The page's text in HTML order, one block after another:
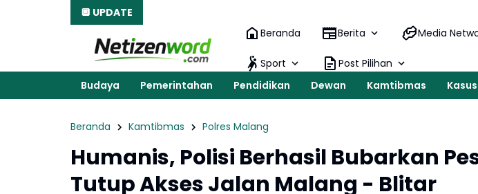
🔲 UPDATE
Beranda
Berita Media
Sport
Post Pilihan
Budaya
Pemerintahan Pendidikan Dewan Kamtibmas Kasus
Beranda Kamtibmas Polres Malang
Humanis, Polisi Berhasil Bubarkan
Tutup Akses Jalan Malang - Blitar